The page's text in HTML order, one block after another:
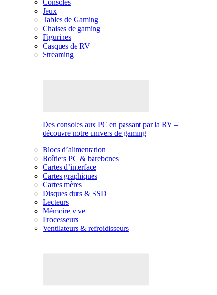
Consoles
Jeux
Tables de Gaming
Chaises de gaming
Figurines
Casques de RV
Streaming
Des consoles aux PC en passant par la RV –
découvre notre univers de gaming
Blocs d’alimentation
Boîtiers PC & barebones
Cartes d’interface
Cartes graphiques
Cartes mères
Disques durs & SSD
Lecteurs
Mémoire vive
Processeurs
Ventilateurs & refroidisseurs